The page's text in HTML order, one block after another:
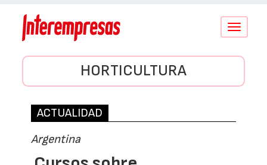
Conmutar
HORTICULTURA
ACTUALIDAD
Argentina